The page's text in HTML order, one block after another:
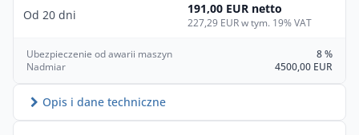
Od 20 dni 191,00 EUR netto
227,29 EUR w tym. 19% VAT
Ubezpieczenie od awarii maszyn
8 %
Nadmiar
4500,00 EUR
Opis i dane techniczne